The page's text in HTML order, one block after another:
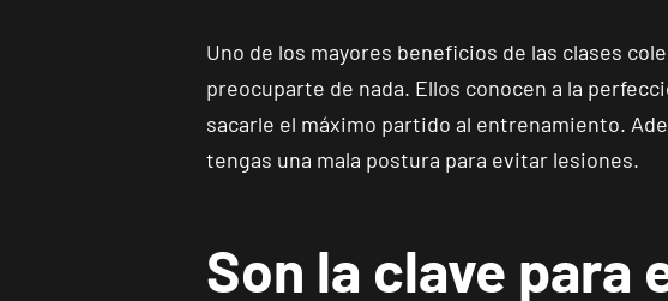
Málaga Los
Uno de los mayores beneficios de las clases
preocuparte de nada. Ellos conocen a la
sacarle el máximo partido al entrenamiento.
tengas una mala postura para evitar lesiones.
Son la clave para